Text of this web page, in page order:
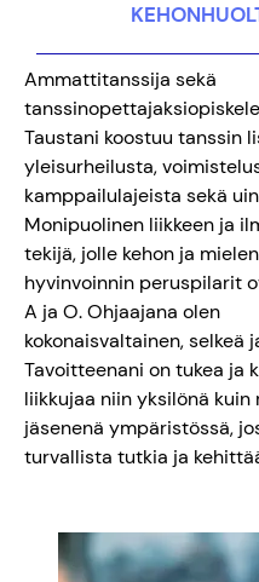
Ammattitanssija sekä
Taustani koostuu tanssin
yleisurheilusta,
kamppailulajeista sekä
Monipuolinen liikkeen ja
tekijä, jolle kehon ja mielen
hyvinvoinnin peruspilarit
A ja O. Ohjaajana olen
kokonaisvaltainen, selkeä
Tavoitteenani on tukea ja
liikkujaa niin yksilönä kuin
jäsenenä ympäristössä,
turvallista tutkia ja